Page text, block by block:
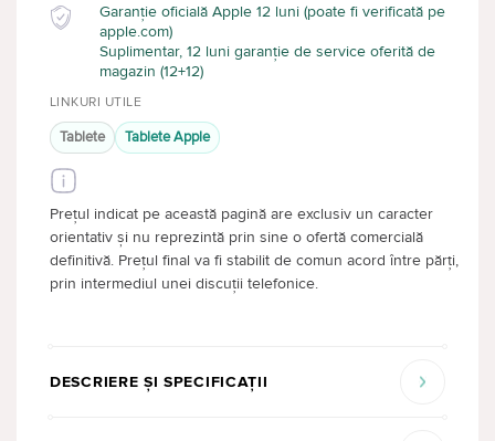
Garanție oficială Apple 12 luni (poate fi verificată pe
apple.com)
Suplimentar, 12 luni garanție de service oferită de
magazin (12+12)
LINKURI UTILE
Tablete Tablete Apple
Prețul indicat pe această pagină are exclusiv un caracter
orientativ și nu reprezintă prin sine o ofertă comercială
definitivă. Prețul final va fi stabilit de comun acord între părți,
prin intermediul unei discuții telefonice.
DESCRIERE ȘI SPECIFICAȚII